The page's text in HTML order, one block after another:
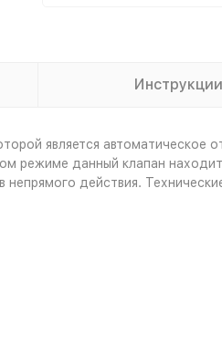
Инструкции
является автоматическое
режиме данный клапан
непрямого действия.